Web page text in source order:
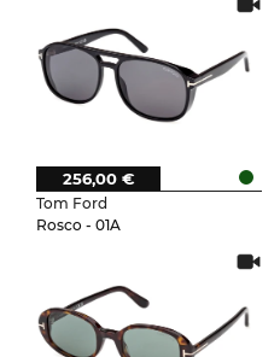
Tom Ford
Rosco - 01A
256,00 €